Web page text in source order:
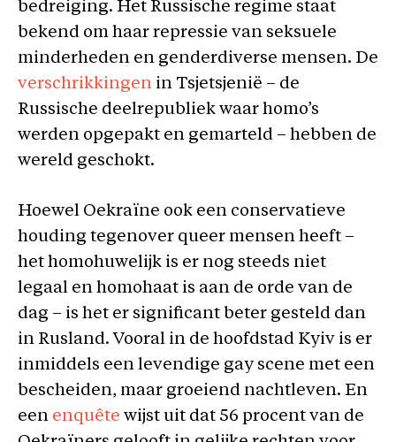
bedreiging. Het Russische regime staat
bekend om haar repressie van seksuele
minderheden en genderdiverse mensen. De
verschrikkingen in Tsjetsjenië – de
Russische deelrepubliek waar homo’s
werden opgepakt en gemarteld – hebben de
wereld geschokt.
Hoewel Oekraïne ook een conservatieve
houding tegenover queer mensen heeft –
het homohuwelijk is er nog steeds niet
legaal en homohaat is aan de orde van de
dag – is het er significant beter gesteld dan
in Rusland. Vooral in de hoofdstad Kyiv is er
inmiddels een levendige gay scene met een
bescheiden, maar groeiend nachtleven. En
een enquête wijst uit dat 56 procent van de